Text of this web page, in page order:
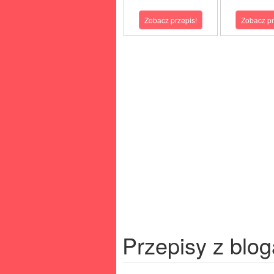
Zobacz przepis! Zobacz
Przepisy z